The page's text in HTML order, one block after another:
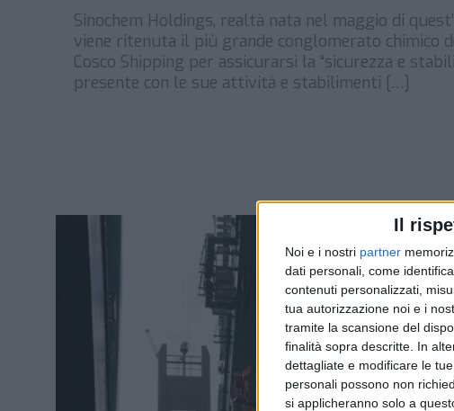
Il
Noi e i nostri partner
dati personali, come
contenuti personalizzati,
tua autorizzazione noi e i
tramite la scansione del
finalità sopra descritte. In
dettagliate e modificare le
personali possono non
si applicheranno solo a
Sinochem Holdings, realtà nata nel maggio di
viene ritenuta il più grande conglomerato chimico
Cosco Shipping per assicurarsi la “sicurezza e
presente con le sue attività e stabilimenti […]